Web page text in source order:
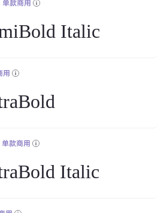
单款商用
Italic
用
单款商用
Italic